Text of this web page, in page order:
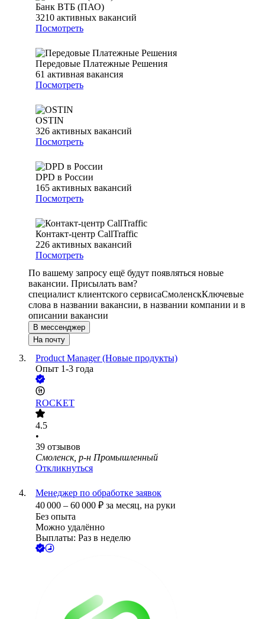
Банк ВТБ (ПАО)
3210 активных вакансий
Посмотреть
Передовые Платежные Решения
61 активная вакансия
Посмотреть
OSTIN
326 активных вакансий
Посмотреть
DPD в России
165 активных вакансий
Посмотреть
Контакт-центр CallTraffic
226 активных вакансий
Посмотреть
По вашему запросу ещё будут появляться новые
вакансии. Присылать вам?
специалист клиентского сервисаСмоленскКлючевые
слова в названии вакансии, в названии компании и в
описании вакансии
В мессенджер
На почту
Product Manager (Новые продукты)
Опыт 1-3 года
ROCKET
4.5
•
39 отзывов
Смоленск, р-н Промышленный
Откликнуться
Менеджер по обработке заявок
40 000 – 60 000 ₽ за месяц, на руки
Без опыта
Можно удалённо
Выплаты: Раз в неделю